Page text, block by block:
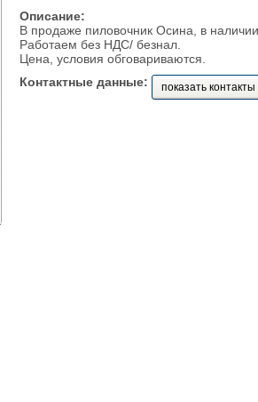
Описание:
В продаже пиловочник Осина, в
Работаем без НДС/ безнал.
Цена, условия обговариваются.
Контактные данные:
показать контакты